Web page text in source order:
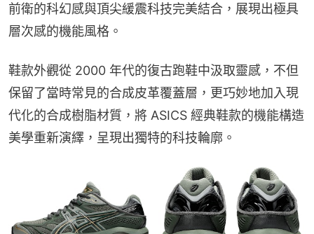
前衛的科幻感與頂尖緩震科技完美結合，展現出極具
層次感的機能風格。
鞋款外觀從 2000 年代的復古跑鞋中汲取靈感，不但
保留了當時常見的合成皮革覆蓋層，更巧妙地加入現
代化的合成樹脂材質，將 ASICS 經典鞋款的機能構造
美學重新演繹，呈現出獨特的科技輪廓。